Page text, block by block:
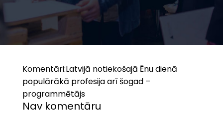
Komentāri:Latvijā notiekošajā Ēnu dienā
populārākā profesija arī šogad –
programmētājs
Nav komentāru